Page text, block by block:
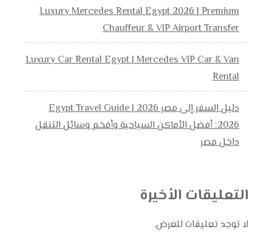
Luxury Mercedes Rental Egypt 2026 | Premium
Chauffeur & VIP Airport Transfer
Luxury Car Rental Egypt | Mercedes VIP Car & Van
Rental
دليل السفر إلى مصر 2026 | Egypt Travel Guide
2026: أفضل الأماكن السياحية وأفخم وسائل التنقل
داخل مصر
التعليقات الأخيرة
لا توجد تعليقات للعرض.